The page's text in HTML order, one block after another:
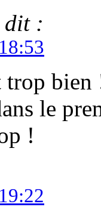
dit :
trop
le
!